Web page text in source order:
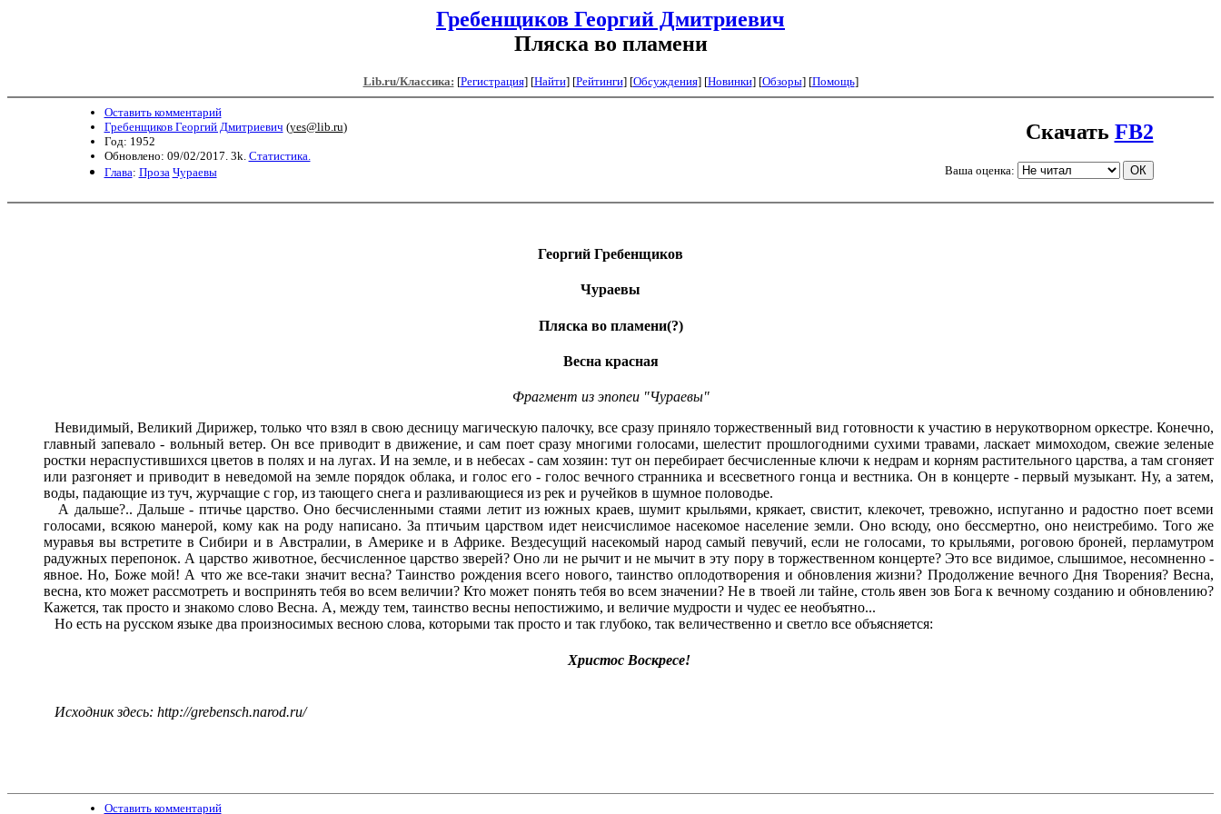
Гребенщиков Георгий Дмитриевич
Пляска во пламени
Lib.ru/Классика: [Регистрация] [Найти] [Рейтинги] [Обсуждения] [Новинки] [Обзоры] [Помощь]
Оставить комментарий
Гребенщиков Георгий Дмитриевич (yes@lib.ru)
Год: 1952
Обновлено: 09/02/2017. 3k. Статистика.
Глава: Проза Чураевы
Скачать FB2
Ваша оценка:
Георгий Гребенщиков
Чураевы
Пляска во пламени(?)
Весна красная
Фрагмент из эпопеи "Чураевы"
Невидимый, Великий Дирижер, только что взял в свою десницу магическую палочку, все сразу приняло торжественный вид готовности к участию в нерукотворном оркестре. Конечно,
главный запевало - вольный ветер. Он все приводит в движение, и сам поет сразу многими голосами, шелестит прошлогодними сухими травами, ласкает мимоходом, свежие зеленые
ростки нераспустившихся цветов в полях и на лугах. И на земле, и в небесах - сам хозяин: тут он перебирает бесчисленные ключи к недрам и корням растительного царства, а там сгоняет
или разгоняет и приводит в неведомой на земле порядок облака, и голос его - голос вечного странника и всесветного гонца и вестника. Он в концерте - первый музыкант. Ну, а затем,
воды, падающие из туч, журчащие с гор, из тающего снега и разливающиеся из рек и ручейков в шумное половодье.
А дальше?.. Дальше - птичье царство. Оно бесчисленными стаями летит из южных краев, шумит крыльями, крякает, свистит, клекочет, тревожно, испуганно и радостно поет всеми
голосами, всякою манерой, кому как на роду написано. За птичьим царством идет неисчислимое насекомое население земли. Оно всюду, оно бессмертно, оно неистребимо. Того же
муравья вы встретите в Сибири и в Австралии, в Америке и в Африке. Вездесущий насекомый народ самый певучий, если не голосами, то крыльями, роговою броней, перламутром
радужных перепонок. А царство животное, бесчисленное царство зверей? Оно ли не рычит и не мычит в эту пору в торжественном концерте? Это все видимое, слышимое, несомненно -
явное. Но, Боже мой! А что же все-таки значит весна? Таинство рождения всего нового, таинство оплодотворения и обновления жизни? Продолжение вечного Дня Творения? Весна,
весна, кто может рассмотреть и воспринять тебя во всем величии? Кто может понять тебя во всем значении? Не в твоей ли тайне, столь явен зов Бога к вечному созданию и обновлению?
Кажется, так просто и знакомо слово Весна. А, между тем, таинство весны непостижимо, и величие мудрости и чудес ее необъятно...
Но есть на русском языке два произносимых весною слова, которыми так просто и так глубоко, так величественно и светло все объясняется:
Христос Воскресе!
Исходник здесь: http://grebensch.narod.ru/
Оставить комментарий